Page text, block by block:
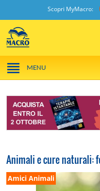
Scopri MyMacro:
MENU
Animali e cure naturali:
Amici Animali